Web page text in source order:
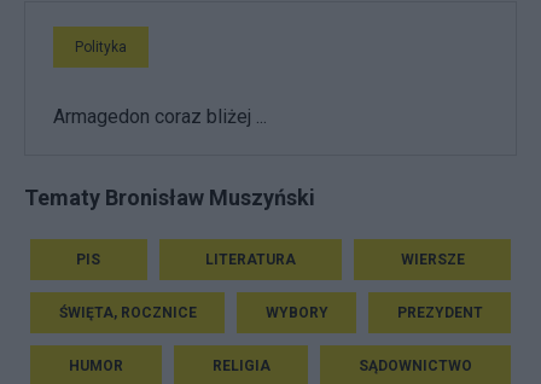
Polityka
Armagedon coraz bliżej ...
Tematy Bronisław Muszyński
PIS LITERATURA WIERSZE
ŚWIĘTA, ROCZNICE WYBORY PREZYDENT
HUMOR RELIGIA SĄDOWNICTWO